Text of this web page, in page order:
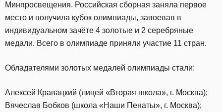
Минпросвещения. Российская сборная заняла первое
место и получила кубок олимпиады, завоевав в
индивидуальном зачёте 4 золотые и 2 серебряные
медали. Всего в олимпиаде приняли участие 11 стран.
Обладателями золотых медалей олимпиады стали:
Алексей Кравацкий (лицей «Вторая школа», г. Москва);
Вячеслав Бобков (школа «Наши Пенаты», г. Москва);